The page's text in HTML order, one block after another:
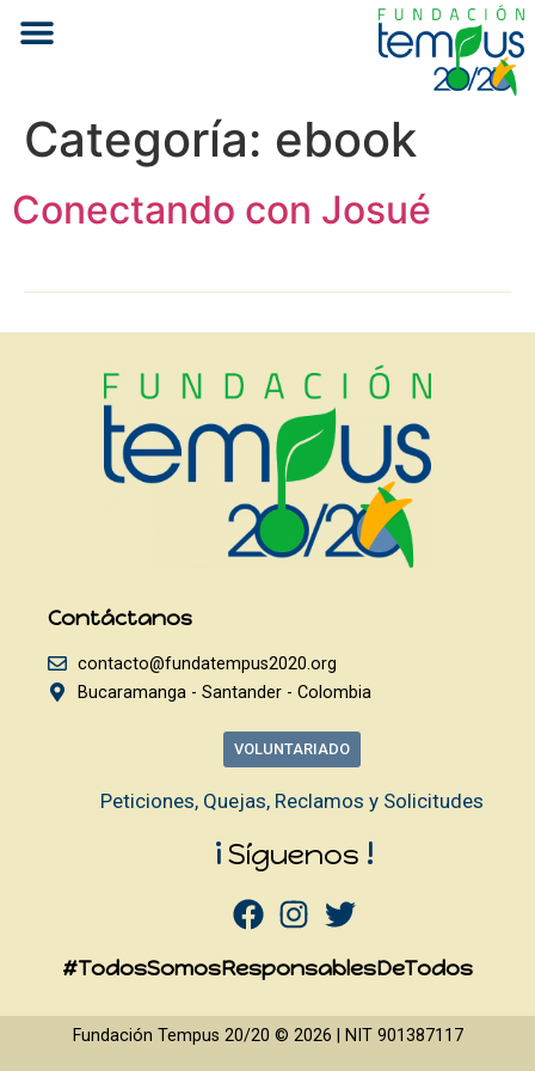
Categoría: ebook
Conectando con Josué
Contáctanos
contacto@fundatempus2020.org
Bucaramanga - Santander - Colombia
VOLUNTARIADO
Peticiones, Quejas, Reclamos y Solicitudes
¡ Síguenos !
#TodosSomosResponsablesDeTodos
Fundación Tempus 20/20 © 2026 | NIT 901387117